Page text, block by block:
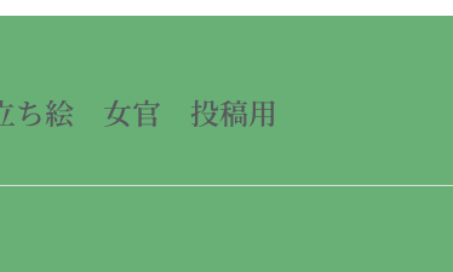
ち絵 女官 投稿用